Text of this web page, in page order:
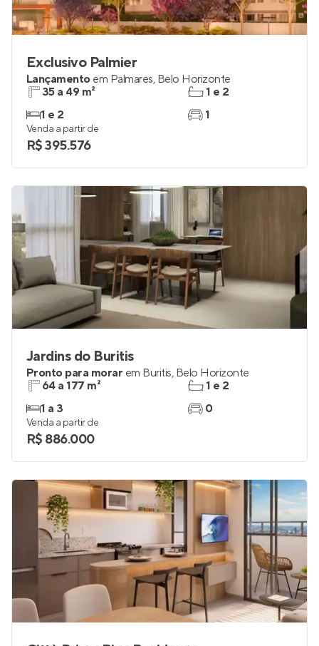
Exclusivo Palmier
Lançamento em Palmares, Belo Horizonte
35 a 49 m²
1 e 2
1 e 2
1
Venda a partir de
R$ 395.576
Jardins do Buritis
Pronto para morar em Buritis, Belo Horizonte
64 a 177 m²
1 a 3
1 e 2
0
Venda a partir de
R$ 886.000